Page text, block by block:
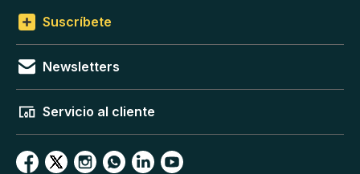
Suscríbete
Newsletters
Servicio al cliente